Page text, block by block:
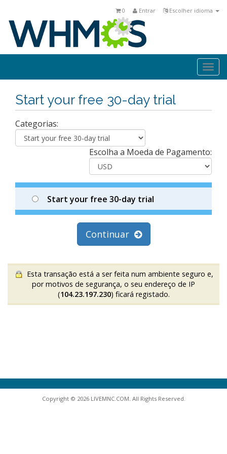
Escolher idioma
Entrar
0
Start your free 30-day trial
Categorias:
Escolha a Moeda de Pagamento:
Start your free 30-day trial
Continuar
Esta transação está a ser feita num ambiente seguro e,
por motivos de segurança, o seu endereço de IP
(104.23.197.230) ficará registado.
Copyright © 2026 LIVEMNC.COM. All Rights Reserved.